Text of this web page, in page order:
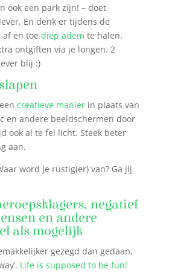
ook een park zijn! – doet
En denk er tijdens de
en toe diep adem te halen.
ontgiften via je longen. 2
blij :)
creatieve manierin plaats van
en andere beeldschermen door
ook al te fel licht. Steek beter
aan.
word je rustig(er) van? Ga jij
negatief
en andere
als mogelijk
gezegd dan gedaan,
Life is supposed to be fun!